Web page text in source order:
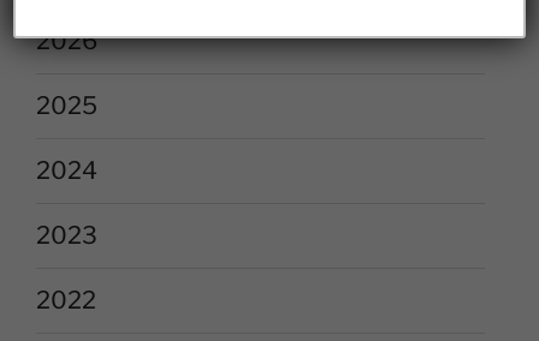
2026
2025
2024
2023
2022